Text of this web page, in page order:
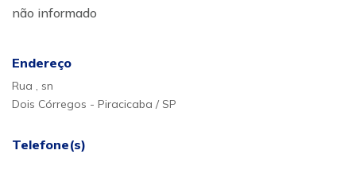
não informado
Endereço
Rua , sn
Dois Córregos - Piracicaba / SP
Telefone(s)